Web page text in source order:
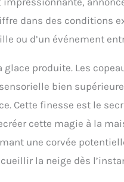
dans des conditions
ou d’un événement
produite. Les
bien
Cette finesse est le
cette magie à la
une corvée
la neige dès